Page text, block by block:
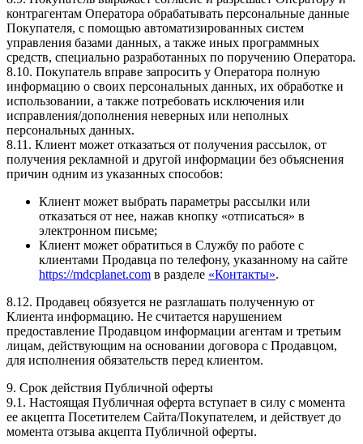
контрагентам Оператора обрабатывать персональные данные
Покупателя, с помощью автоматизированных систем
управления базами данных, а также иных программных
средств, специально разработанных по поручению Оператора.
8.10. Покупатель вправе запросить у Оператора полную
информацию о своих персональных данных, их обработке и
использовании, а также потребовать исключения или
исправления/дополнения неверных или неполных
персональных данных.
8.11. Клиент может отказаться от получения рассылок, от
получения рекламной и другой информации без объяснения
причин одним из указанных способов:
Клиент может выбрать параметры рассылки или
отказаться от нее, нажав кнопку «отписаться» в
электронном письме;
Клиент может обратиться в Службу по работе с
клиентами Продавца по телефону, указанному на сайте
https://mdcplanet.com в разделе «Контакты».
8.12. Продавец обязуется не разглашать полученную от
Клиента информацию. Не считается нарушением
предоставление Продавцом информации агентам и третьим
лицам, действующим на основании договора с Продавцом,
для исполнения обязательств перед клиентом.
9. Срок действия Публичной оферты
9.1. Настоящая Публичная оферта вступает в силу с момента
ее акцепта Посетителем Сайта/Покупателем, и действует до
момента отзыва акцепта Публичной оферты.